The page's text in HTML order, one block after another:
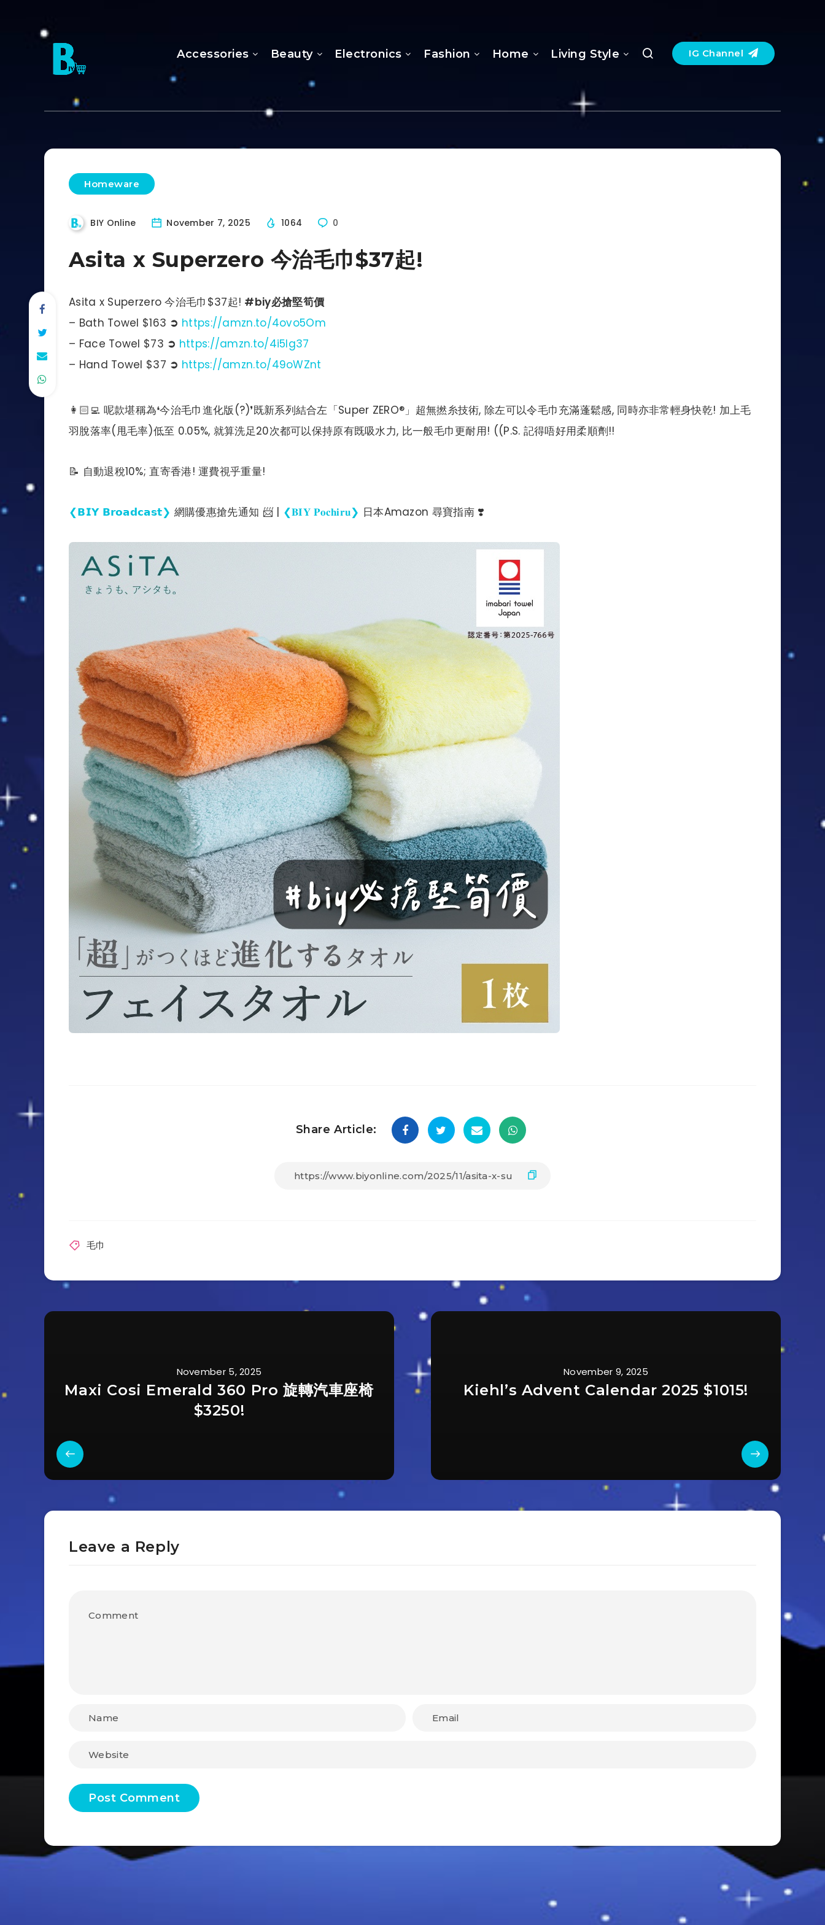
Accessories Beauty Electronics Fashion Home Living Style IG Channel
Homeware
BIY Online November 7, 2025 1064 0
Asita x Superzero 今治毛巾$37起!
Asita x Superzero 今治毛巾$37起! #biy必搶堅筍價
– Bath Towel $163 ➲ https://amzn.to/4ovo5Om
– Face Towel $73 ➲ https://amzn.to/4i5Ig37
– Hand Towel $37 ➲ https://amzn.to/49oWZnt
👩🏻‍💻 呢款堪稱為❛今治毛巾進化版(?)❜既新系列結合左「Super ZERO®」超無撚糸技術, 除左可以令毛巾充滿蓬鬆感, 同時亦非常輕身快乾! 加上毛
羽脫落率(甩毛率)低至 0.05%, 就算洗足20次都可以保持原有既吸水力, 比一般毛巾更耐用! ((P.S. 記得唔好用柔順劑!!
📝 自動退稅10%; 直寄香港! 運費視乎重量!
❮𝗕𝗜𝗬 𝗕𝗿𝗼𝗮𝗱𝗰𝗮𝘀𝘁❯ 網購優惠搶先通知 📨 | ❮𝐁𝐈𝐘 𝐏𝐨𝐜𝐡𝐢𝐫𝐮❯ 日本Amazon 尋寶指南 ❣️
Share Article:
毛巾
November 5, 2025
Maxi Cosi Emerald 360 Pro 旋轉汽車座椅
$3250!
November 9, 2025
Kiehl’s Advent Calendar 2025 $1015!
Leave a Reply